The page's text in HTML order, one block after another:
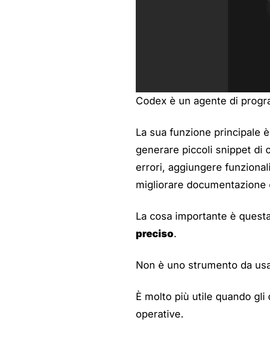
Codex è un agente di
La sua funzione principale
generare piccoli snippet di
errori, aggiungere
migliorare
La cosa importante è
preciso.
Non è uno strumento da
È molto più utile quando
operative.